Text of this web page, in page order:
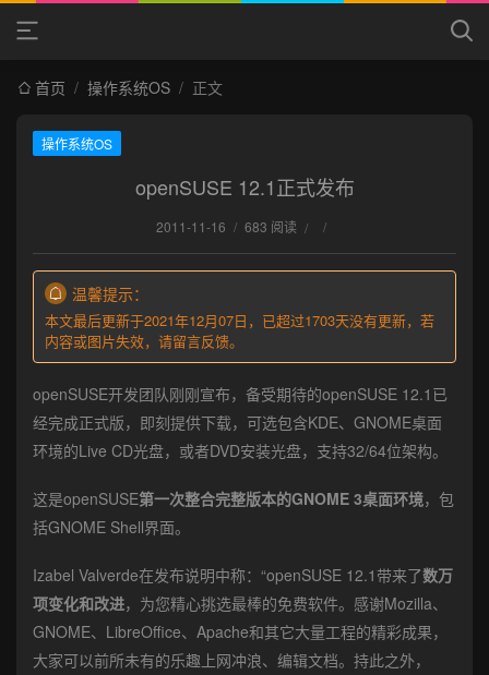
首页 / 操作系统OS / 正文
操作系统OS
openSUSE 12.1正式发布
2011-11-16 / 683 阅读 / /
温馨提示：
本文最后更新于2021年12月07日，已超过1703天没有更新，若
内容或图片失效，请留言反馈。
openSUSE开发团队刚刚宣布，备受期待的openSUSE 12.1已
经完成正式版，即刻提供下载，可选包含KDE、GNOME桌面
环境的Live CD光盘，或者DVD安装光盘，支持32/64位架构。
这是openSUSE第一次整合完整版本的GNOME 3桌面环境，包
括GNOME Shell界面。
Izabel Valverde在发布说明中称：“openSUSE 12.1带来了数万
项变化和改进，为您精心挑选最棒的免费软件。感谢Mozilla、
GNOME、LibreOffice、Apache和其它大量工程的精彩成果，
大家可以前所未有的乐趣上网冲浪、编辑文档。持此之外，